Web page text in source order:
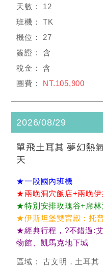
12
TK
27
含
含
NT.105,900
2026/08/29
單飛土耳其 夢幻熱
天
★一段國內班機
★兩晚洞穴飯店+兩晚伊
★特別安排玫瑰谷+席林
★伊斯坦堡雙宮殿：托
★經典行程，?不錯過:
物館、凱馬克地下城
古文明．土耳其